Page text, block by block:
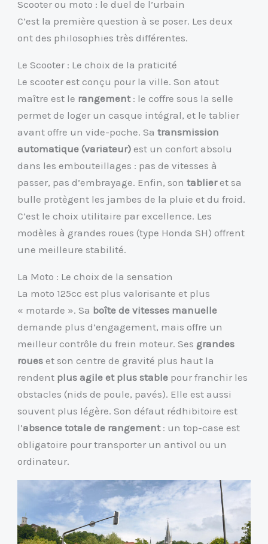
Scooter ou moto : le duel de l’urbain
C’est la première question à se poser. Les deux
ont des philosophies très différentes.
Le Scooter : Le choix de la praticité
Le scooter est conçu pour la ville. Son atout
maître est le rangement: le coffre sous la selle
permet de loger un casque intégral, et le tablier
avant offre un vide-poche. Satransmission
automatique (variateur) est un confort absolu
dans les embouteillages : pas de vitesses à
passer, pas d’embrayage. Enfin, sontablieret sa
bulle protègent les jambes de la pluie et du froid.
C’est le choix utilitaire par excellence. Les
modèles à grandes roues (type Honda SH) offrent
une meilleure stabilité.
La Moto : Le choix de la sensation
La moto 125cc est plus valorisante et plus
« motarde ». Sa boîte de vitesses manuelle
demande plus d’engagement, mais offre un
meilleur contrôle du frein moteur. Ses grandes
roues et son centre de gravité plus haut la
rendent plus agile et plus stable pour franchir les
obstacles (nids de poule, pavés). Elle est aussi
souvent plus légère. Son défaut rédhibitoire est
l’absence totale de rangement: un top-case est
obligatoire pour transporter un antivol ou un
ordinateur.